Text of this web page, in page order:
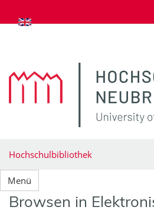
zum Inhalt springen
Hochschulbibliothek
Menü
Browsen in